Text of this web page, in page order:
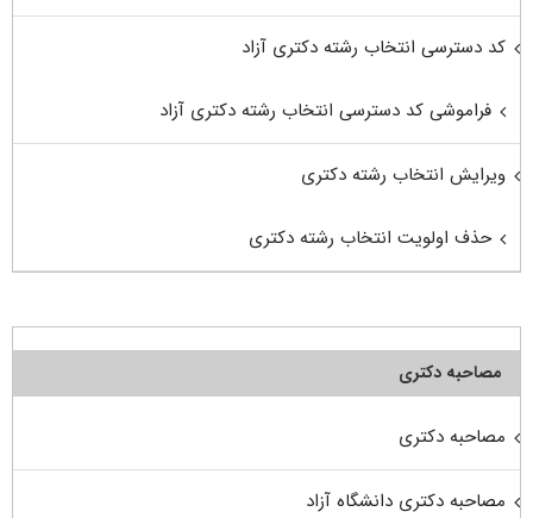
کد دسترسی انتخاب رشته دکتری آزاد
فراموشی کد دسترسی انتخاب رشته دکتری آزاد
ویرایش انتخاب رشته دکتری
حذف اولویت انتخاب رشته دکتری
مصاحبه دکتری
مصاحبه دکتری
مصاحبه دکتری دانشگاه آزاد